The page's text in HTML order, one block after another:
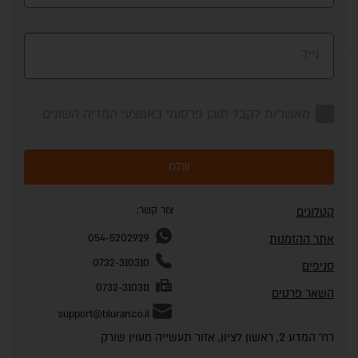
שלח
קטלוגים
אתר ההזמנות
סניפים
השאר פרטים
צור קשר:
054-5202929
0732-310310
0732-310311
support@bluran.co.il
רח' המדע 2, ראשון לציון, אזור תעשייה מעוין שורק